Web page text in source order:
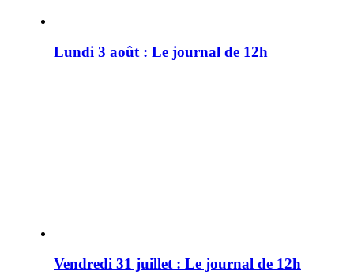
Lundi 3 août : Le journal de 12h
Vendredi 31 juillet : Le journal de 12h